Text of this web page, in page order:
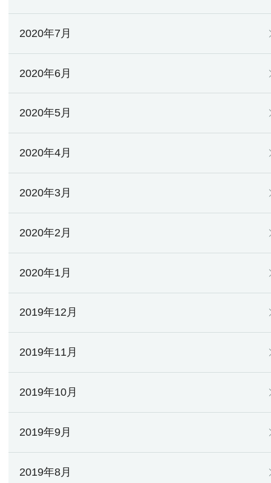
2020年7月
2020年6月
2020年5月
2020年4月
2020年3月
2020年2月
2020年1月
2019年12月
2019年11月
2019年10月
2019年9月
2019年8月